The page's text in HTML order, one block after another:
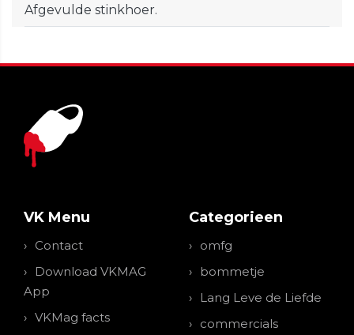
Afgevulde stinkhoer.
VK Menu
Contact
Download VKMAG
App
VKMag facts
Categorieen
omfg
bommetje
Lang Leve de Liefde
commercials